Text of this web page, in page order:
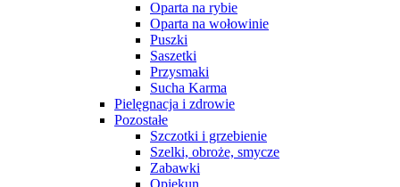
Oparta na rybie
Oparta na wołowinie
Puszki
Saszetki
Przysmaki
Sucha Karma
Pielęgnacja i zdrowie
Pozostałe
Szczotki i grzebienie
Szelki, obroże, smycze
Zabawki
Opiekun